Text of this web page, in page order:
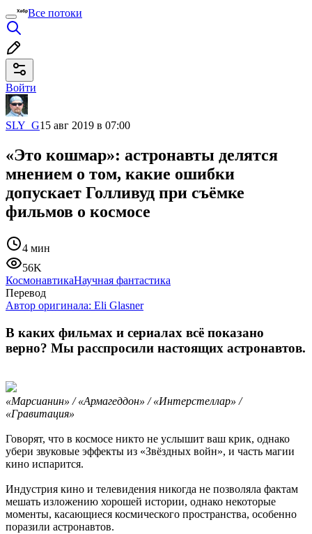
Все потоки
Войти
SLY_G15 авг 2019 в 07:00
«Это кошмар»: астронавты делятся
мнением о том, какие ошибки
допускает Голливуд при съёмке
фильмов о космосе
4 мин
56K
КосмонавтикаНаучная фантастика
Перевод
Автор оригинала: Eli Glasner
В каких фильмах и сериалах всё показано
верно? Мы расспросили настоящих астронавтов.
«Марсианин» / «Армагеддон» / «Интерстеллар» /
«Гравитация»
Говорят, что в космосе никто не услышит ваш крик, однако
убери звуковые эффекты из «Звёздных войн», и часть магии
кино испарится.
Индустрия кино и телевидения никогда не позволяла фактам
мешать изложению хорошей истории, однако некоторые
моменты, касающиеся космического пространства, особенно
поразили астронавтов.